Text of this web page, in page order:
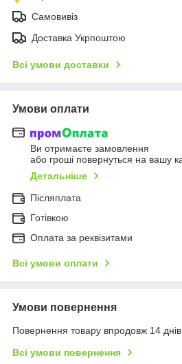
Самовивіз
Доставка Укрпоштою
Всі умови доставки
Умови оплати
Ви отримаєте замовлення
або гроші повернуться на вашу
Детальніше
Післяплата
Готівкою
Оплата за реквізитами
Всі умови оплати
Умови повернення
Повернення товару впродовж 14
Всі умови повернення